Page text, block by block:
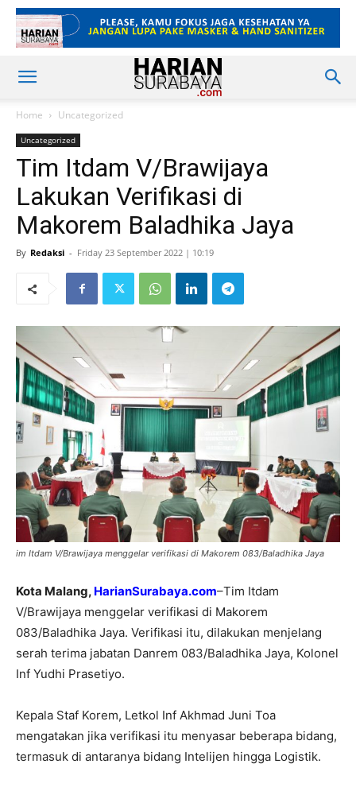
Home Uncategorized
Uncategorized
Tim Itdam V/Brawijaya
Lakukan Verifikasi di
Makorem Baladhika Jaya
By Redaksi - Friday 23 September 2022 | 10:19
im Itdam V/Brawijaya menggelar verifikasi di Makorem 083/Baladhika Jaya
Kota Malang, HarianSurabaya.com–Tim Itdam
V/Brawijaya menggelar verifikasi di Makorem
083/Baladhika Jaya. Verifikasi itu, dilakukan menjelang
serah terima jabatan Danrem 083/Baladhika Jaya, Kolonel
Inf Yudhi Prasetiyo.
Kepala Staf Korem, Letkol Inf Akhmad Juni Toa
mengatakan jika verifikasi itu menyasar beberapa bidang,
termasuk di antaranya bidang Intelijen hingga Logistik.